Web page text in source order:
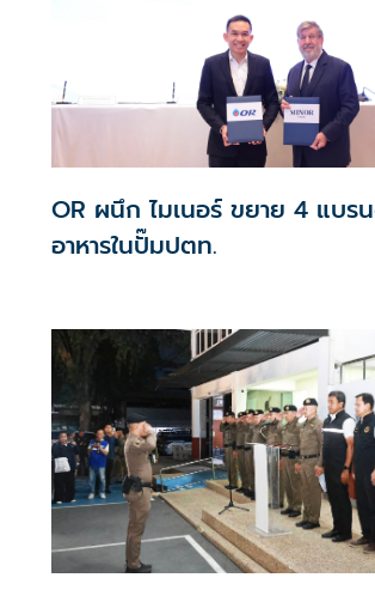
OR ผนึก ไมเนอร์ ขยาย 4 แบร
อาหารในปั๊มปตท.